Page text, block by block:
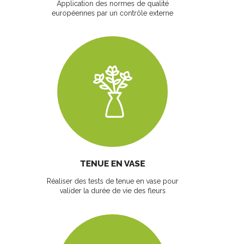
Application des normes de qualité
européennes par un contrôle externe
TENUE EN VASE
Réaliser des tests de tenue en vase pour
valider la durée de vie des fleurs